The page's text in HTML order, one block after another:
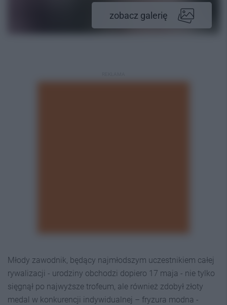
zobacz galerię
Młody zawodnik, będący najmłodszym uczestnikiem całej
rywalizacji - urodziny obchodzi dopiero 17 maja - nie tylko
sięgnął po najwyższe trofeum, ale również zdobył złoty
medal w konkurencji indywidualnej – fryzura modna -